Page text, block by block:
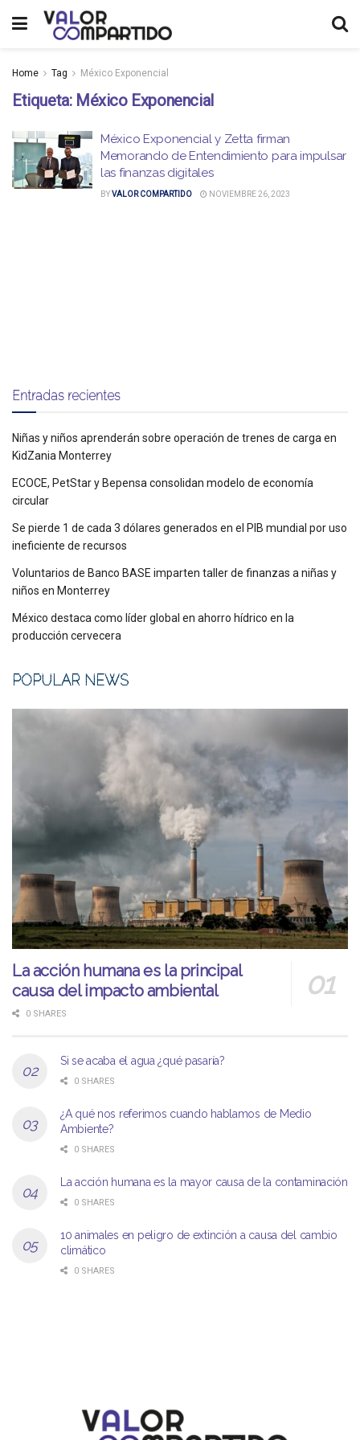
Home Tag México Exponencial
Etiqueta: México Exponencial
México Exponencial y Zetta firman
Memorando de Entendimiento para impulsar
las finanzas digitales
BYVALOR COMPARTIDO NOVIEMBRE 26, 2023
Entradas recientes
Niñas y niños aprenderán sobre operación de trenes de carga en
KidZania Monterrey
ECOCE, PetStar y Bepensa consolidan modelo de economía
circular
Se pierde 1 de cada 3 dólares generados en el PIB mundial por uso
ineficiente de recursos
Voluntarios de Banco BASE imparten taller de finanzas a niñas y
niños en Monterrey
México destaca como líder global en ahorro hídrico en la
producción cervecera
POPULAR NEWS
La acción humana es la principal
causa del impacto ambiental
0 SHARES
Si se acaba el agua ¿qué pasaría?
0 SHARES
¿A qué nos referimos cuando hablamos de Medio
Ambiente?
0 SHARES
La acción humana es la mayor causa de la contaminación
0 SHARES
10 animales en peligro de extinción a causa del cambio
climático
0 SHARES